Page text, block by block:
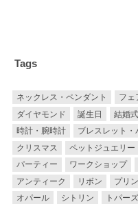
Tags
ネックレス・ペンダント フェ
ダイヤモンド
誕生日 結婚式
時計・腕時計
ブレスレット・
クリスマス
ペットジュエリー
パーティー
ワークショップ
アンティーク
リボン プリ
オパール
シトリン トパーズ